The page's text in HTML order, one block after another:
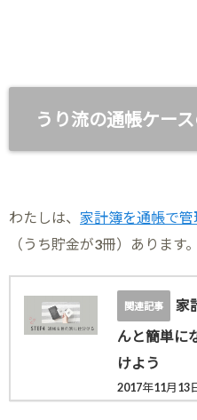
うり流の通帳ケー
わたしは、 家計簿を通帳で管
（うち貯金が3冊）あります。
家
んと簡単に
けよう
2017年11月13